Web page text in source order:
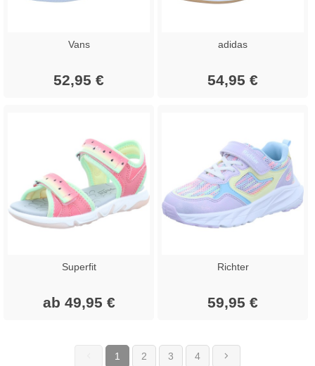
Vans
52,95 €
adidas
54,95 €
Superfit
ab 49,95 €
Richter
59,95 €
1 (current)
2 3 4